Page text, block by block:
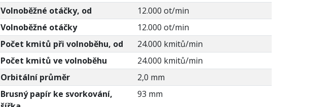
Volnoběžné otáčky, od
12.000 ot/min
Volnoběžné otáčky
12.000 ot/min
Počet kmitů při volnoběhu, od
24.000 kmitů/min
Počet kmitů ve volnoběhu
24.000 kmitů/min
Orbitální průměr
2,0 mm
Brusný papír ke svorkování,
93 mm